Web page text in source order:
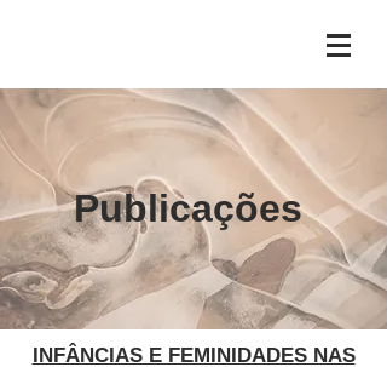
Publicações
INFÂNCIAS E FEMINIDADES NAS